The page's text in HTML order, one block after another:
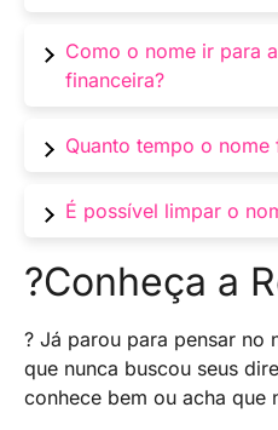
pode afetar
financeiras.
Ter o nome sujo na
restrições de crédito,
problemas para
Como o nome ir para
financeira?
Ter o nome sujo na
acesso a crédito,
negativamente seu
obtenção de
negociações.
Quanto tempo o nome
O tempo em que o
varia de acordo com
pagamento da dívida,
sobre a
isso seja atualizado
alguns dias adicionais.
É possível limpar o
Sim, é possível limpar
pode ser feito
a exclusão da dívida
de vencimento ou por
em casos de
?Conheça a
? Já parou para pensar no
que nunca buscou seus
conhece bem ou acha que